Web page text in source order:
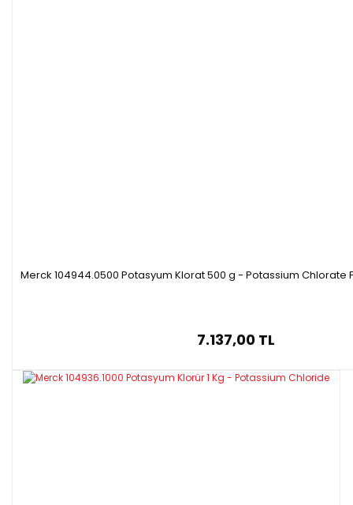
Merck 104944.0500 Potasyum Klorat 500 g - Potassium Chlorate
7.137,00 TL